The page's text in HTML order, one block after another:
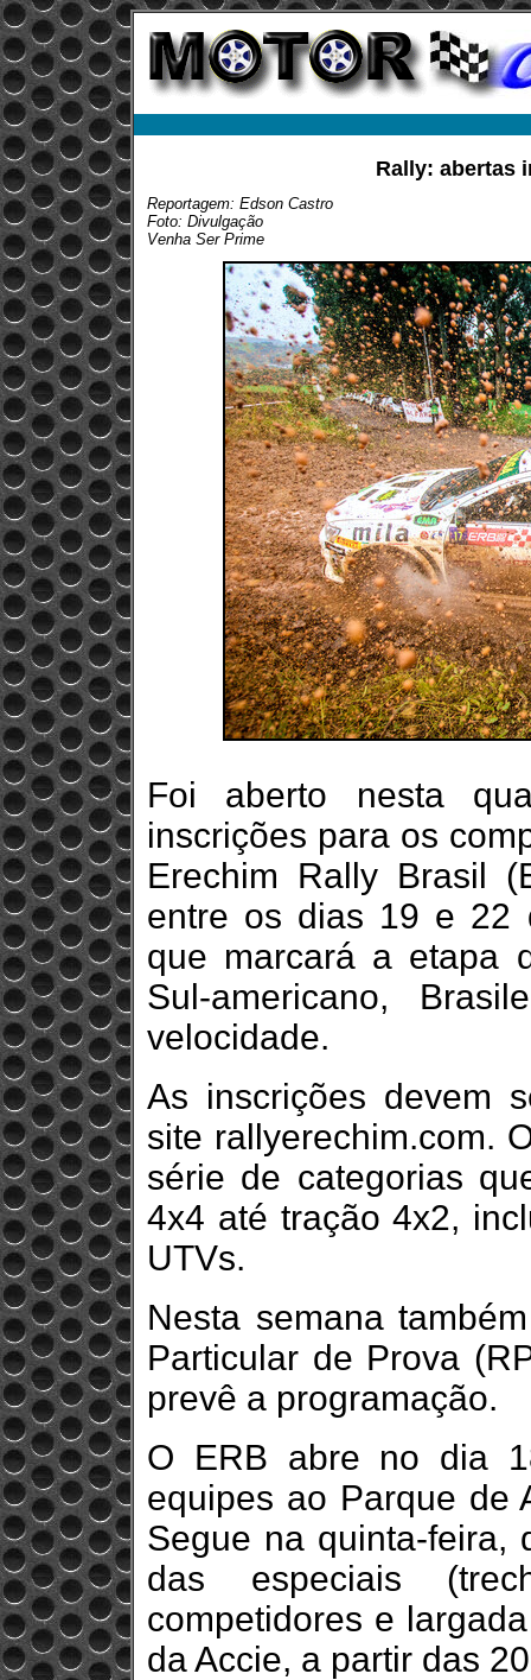
Rally: abertas
Reportagem: Edson Castro
Foto: Divulgação
Venha Ser Prime
Foi aberto nesta
inscrições para os
Erechim Rally Brasil
entre os dias 19 e 22
que marcará a etapa
Sul-americano,
velocidade.
As inscrições devem
site rallyerechim.com.
série de categorias
4x4 até tração 4x2,
UTVs.
Nesta semana
Particular de Prova
prevê a programação.
O ERB abre no dia
equipes ao Parque de
Segue na quinta-feira,
das especiais
competidores e
da Accie, a partir das